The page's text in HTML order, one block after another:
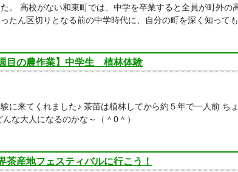
。 高校がない和束町では、中学を卒業すると全員が町外の
たん区切りとなる前の中学時代に、自分の町を深く知っても
週目の農作業】中学生 植林体験
に来てくれました♪ 茶苗は植林してから約５年で一人前 ち
などんな大人になるのかな～（＾0＾）
茶産地フェスティバルに行こう！